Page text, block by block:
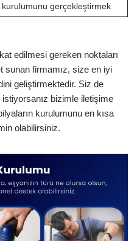
gerçekleştirmek
edilmesi gereken noktaları
sunan firmamız, size en iyi
geliştirmektedir. Siz de
bizimle iletişime
kurulumunu en kısa
olabilirsiniz.